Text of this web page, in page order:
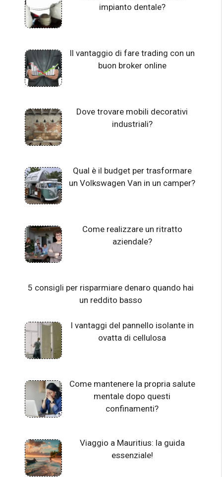
impianto dentale?
Il vantaggio di fare trading con un
buon broker online
Dove trovare mobili decorativi
industriali?
Qual è il budget per trasformare
un Volkswagen Van in un camper?
Come realizzare un ritratto
aziendale?
5 consigli per risparmiare denaro quando hai
un reddito basso
I vantaggi del pannello isolante in
ovatta di cellulosa
Come mantenere la propria salute
mentale dopo questi
confinamenti?
Viaggio a Mauritius: la guida
essenziale!